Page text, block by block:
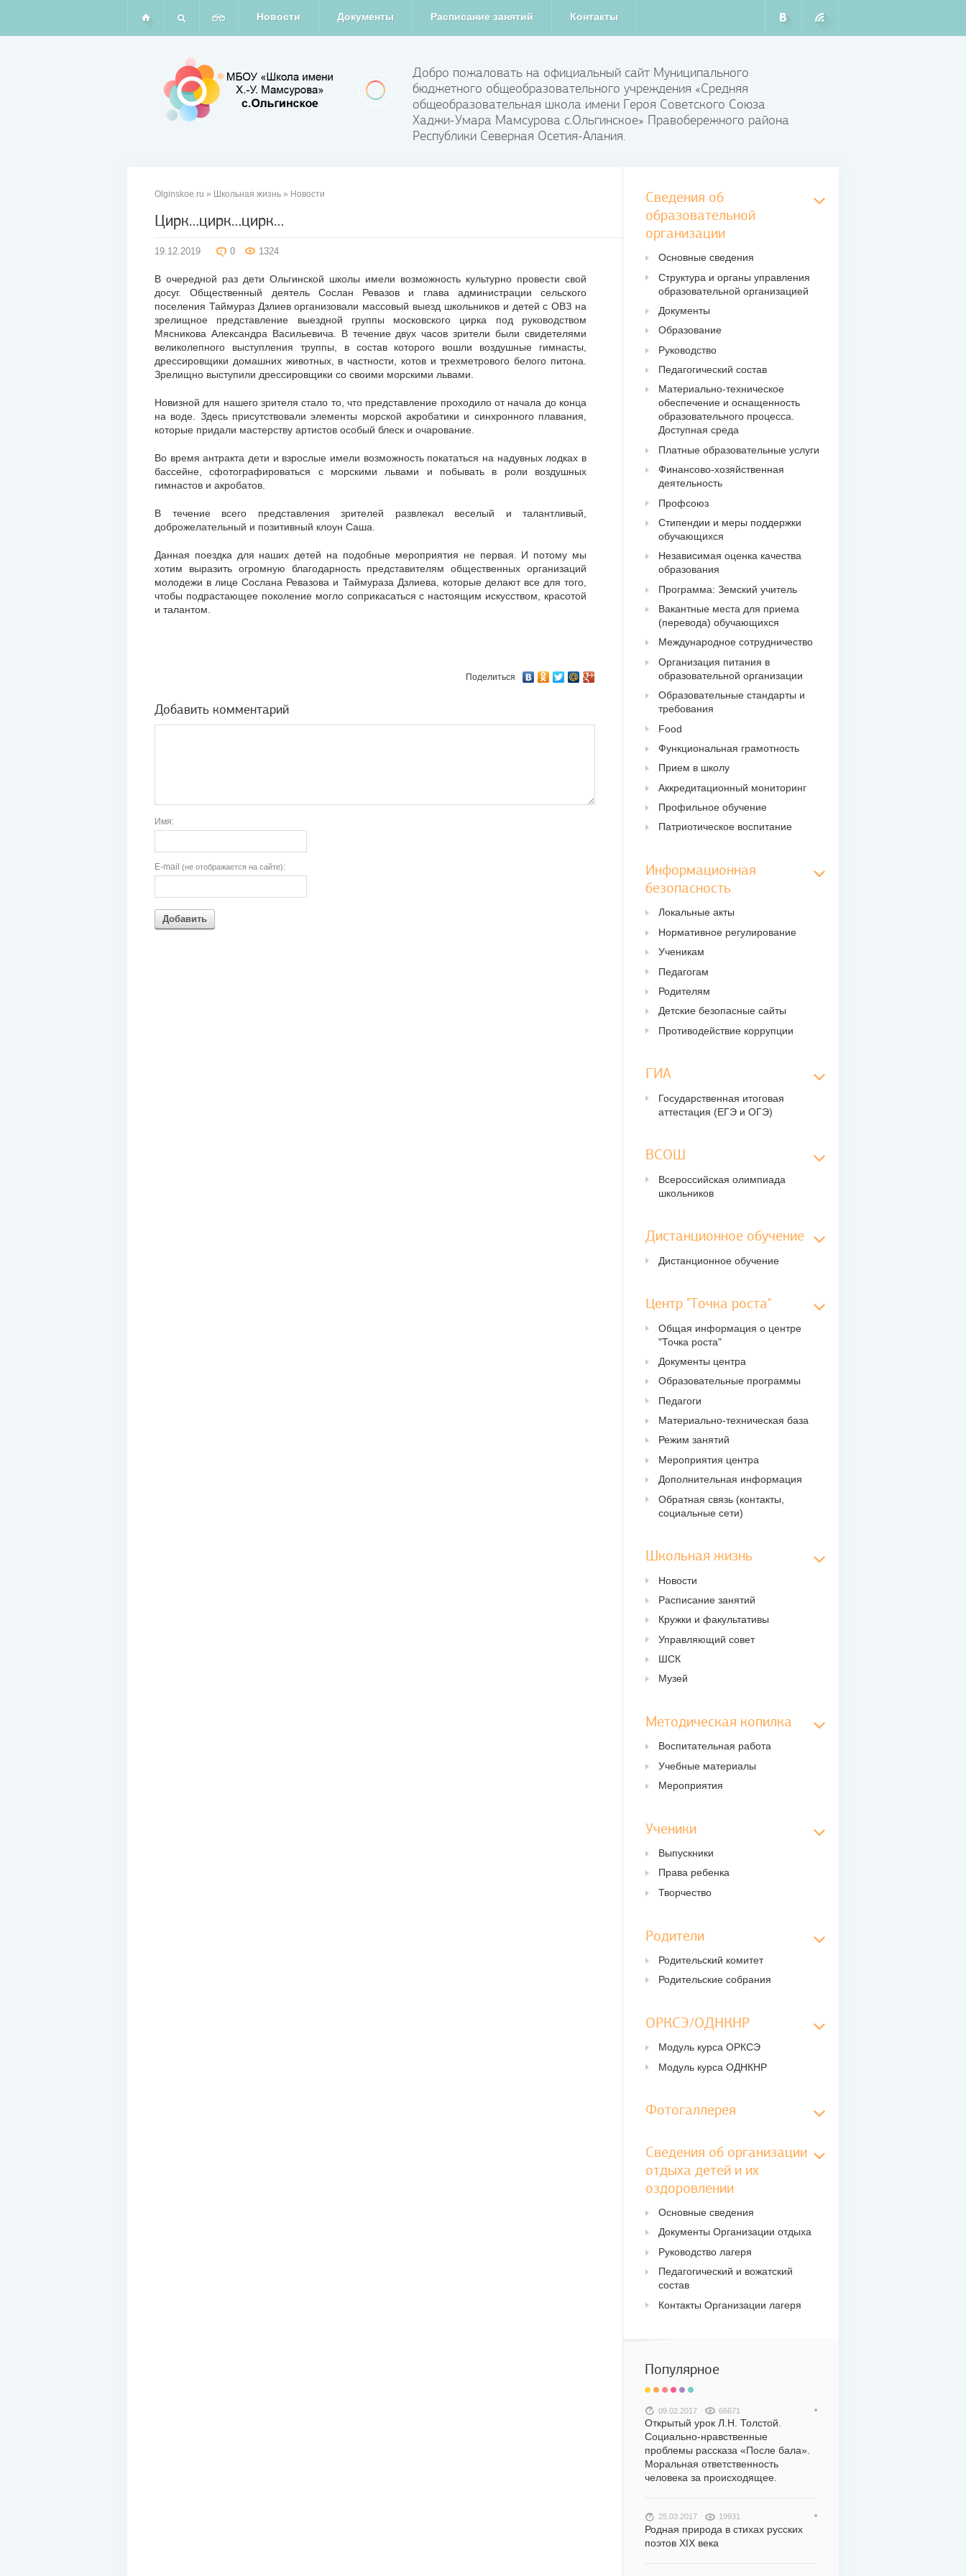
Новости Документы Расписание занятий Контакты
Добро пожаловать на официальный сайт Муниципального
бюджетного общеобразовательного учреждения «Средняя
общеобразовательная школа имени Героя Советского Союза
Хаджи-Умара Мамсурова с.Ольгинское» Правобережного района
Республики Северная Осетия-Алания.
Olginskoe.ru » Школьная жизнь » Новости
Цирк…цирк…цирк…
19.12.2019 0 1324
В очередной раз дети Ольгинской школы имели возможность культурно провести свой
досуг. Общественный деятель Сослан Ревазов и глава администрации сельского
поселения Таймураз Дзлиев организовали массовый выезд школьников и детей с ОВЗ на
зрелищное представление выездной группы московского цирка под руководством
Мясникова Александра Васильевича. В течение двух часов зрители были свидетелями
великолепного выступления труппы, в состав которого вошли воздушные гимнасты,
дрессировщики домашних животных, в частности, котов и трехметрового белого питона.
Зрелищно выступили дрессировщики со своими морскими львами.
Новизной для нашего зрителя стало то, что представление проходило от начала до конца
на воде. Здесь присутствовали элементы морской акробатики и синхронного плавания,
которые придали мастерству артистов особый блеск и очарование.
Во время антракта дети и взрослые имели возможность покататься на надувных лодках в
бассейне, сфотографироваться с морскими львами и побывать в роли воздушных
гимнастов и акробатов.
В течение всего представления зрителей развлекал веселый и талантливый,
доброжелательный и позитивный клоун Саша.
Данная поездка для наших детей на подобные мероприятия не первая. И потому мы
хотим выразить огромную благодарность представителям общественных организаций
молодежи в лице Сослана Ревазова и Таймураза Дзлиева, которые делают все для того,
чтобы подрастающее поколение могло соприкасаться с настоящим искусством, красотой
и талантом.
Поделиться
Добавить комментарий
Имя:
E-mail (не отображается на сайте):
Добавить
Сведения об
образовательной
организации
Основные сведения
Структура и органы управления
образовательной организацией
Документы
Образование
Руководство
Педагогический состав
Материально-техническое
обеспечение и оснащенность
образовательного процесса.
Доступная среда
Платные образовательные услуги
Финансово-хозяйственная
деятельность
Профсоюз
Стипендии и меры поддержки
обучающихся
Независимая оценка качества
образования
Программа: Земский учитель
Вакантные места для приема
(перевода) обучающихся
Международное сотрудничество
Организация питания в
образовательной организации
Образовательные стандарты и
требования
Food
Функциональная грамотность
Прием в школу
Аккредитационный мониторинг
Профильное обучение
Патриотическое воспитание
Информационная
безопасность
Локальные акты
Нормативное регулирование
Ученикам
Педагогам
Родителям
Детские безопасные сайты
Противодействие коррупции
ГИА
Государственная итоговая
аттестация (ЕГЭ и ОГЭ)
ВСОШ
Всероссийская олимпиада
школьников
Дистанционное обучение
Дистанционное обучение
Центр "Точка роста"
Общая информация о центре
"Точка роста"
Документы центра
Образовательные программы
Педагоги
Материально-техническая база
Режим занятий
Мероприятия центра
Дополнительная информация
Обратная связь (контакты,
социальные сети)
Школьная жизнь
Новости
Расписание занятий
Кружки и факультативы
Управляющий совет
ШСК
Музей
Методическая копилка
Воспитательная работа
Учебные материалы
Мероприятия
Ученики
Выпускники
Права ребенка
Творчество
Родители
Родительский комитет
Родительские собрания
ОРКСЭ/ОДНКНР
Модуль курса ОРКСЭ
Модуль курса ОДНКНР
Фотогаллерея
Сведения об организации
отдыха детей и их
оздоровлении
Основные сведения
Документы Организации отдыха
Руководство лагеря
Педагогический и вожатский
состав
Контакты Организации лагеря
Популярное
09.02.2017 66671
Открытый урок Л.Н. Толстой.
Социально-нравственные
проблемы рассказа «После бала».
Моральная ответственность
человека за происходящее.
25.03.2017 19931
Родная природа в стихах русских
поэтов XIX века